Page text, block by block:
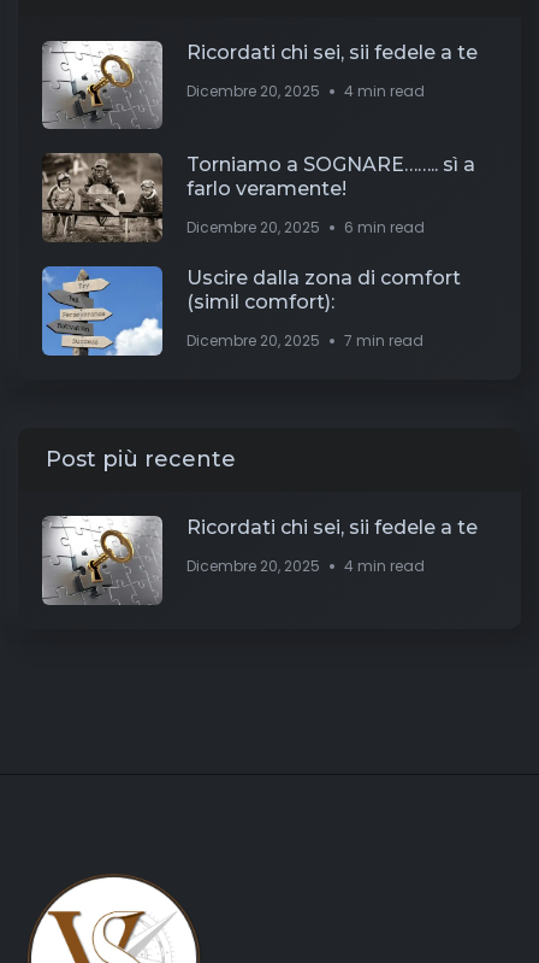
Ricordati chi sei, sii fedele a te
Dicembre 20, 2025 4 min read
Torniamo a SOGNARE…….. sì a
farlo veramente!
Dicembre 20, 2025 6 min read
Uscire dalla zona di comfort
(simil comfort):
Dicembre 20, 2025 7 min read
Post più recente
Ricordati chi sei, sii fedele a te
Dicembre 20, 2025 4 min read